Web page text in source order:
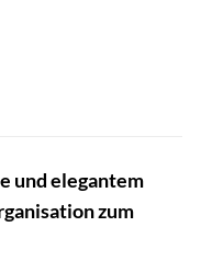
und elegantem
zum